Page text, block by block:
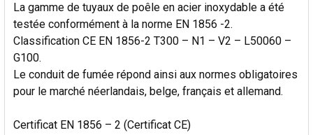
La gamme de tuyaux de poêle en acier inoxydable a été
testée conformément à la norme EN 1856 -2.
Classification CE EN 1856-2 T300 – N1 – V2 – L50060 –
G100.
Le conduit de fumée répond ainsi aux normes obligatoires
pour le marché néerlandais, belge, français et allemand.
Certificat EN 1856 – 2 (Certificat CE)